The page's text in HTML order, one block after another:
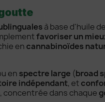
à base d'huile de
favoriser un
en cannabinoïdes
en spectre large (broad
indépendant, et
, concentrée dans chaque